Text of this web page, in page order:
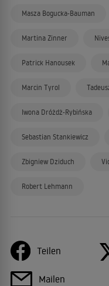
Masza Bogucka-Bauman
Martina Zinner
Patrick Hanousek
Marcin Tyrol
Iwona Dróżdż-Rybińska
Sebastian Stankiewicz
Zbigniew Dziduch
Robert Lehmann
Teilen
Mailen